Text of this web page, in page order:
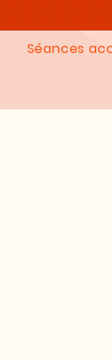
Séances